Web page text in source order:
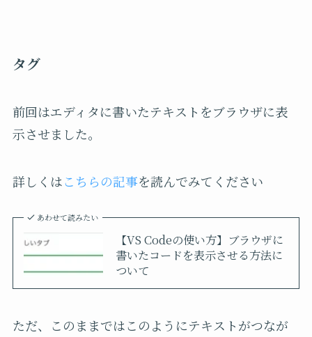
タグ
前回はエディタに書いたテキストをブラウザに表
示させました。
詳しくはこちらの記事を読んでみてください
あわせて読みたい
【VS Codeの使い方】ブラウザに
書いたコードを表示させる方法に
ついて
ただ、このままではこのようにテキストがつなが